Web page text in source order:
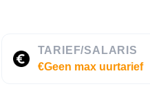
TARIEF/SALARIS
€Geen max uurtarief